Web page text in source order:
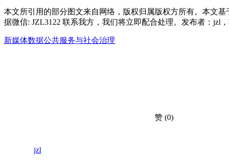
本文所引用的部分图文来自网络，版权归属版权方所有。本文
据微信: JZL3122 联系我方，我们将立即配合处理。发布者：jzl
新媒体数据公共服务与社会治理
赞 (0)
jzl